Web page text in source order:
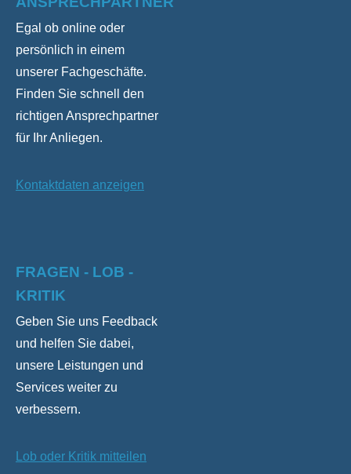
Egal ob online oder
persönlich in einem
unserer Fachgeschäfte.
Finden Sie schnell den
richtigen Ansprechpartner
für Ihr Anliegen.
Kontaktdaten anzeigen
FRAGEN - LOB -
KRITIK
Geben Sie uns Feedback
und helfen Sie dabei,
unsere Leistungen und
Services weiter zu
verbessern.
Lob oder Kritik mitteilen